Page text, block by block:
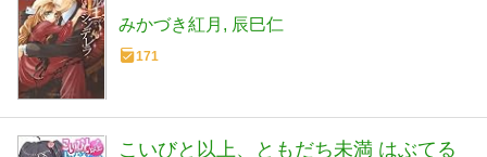
みかづき紅月 辰巳仁
171
こいびと以上、ともだち未満 はぶてる